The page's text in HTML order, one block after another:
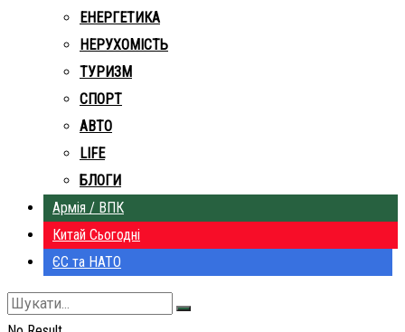
ЕНЕРГЕТИКА
НЕРУХОМІСТЬ
ТУРИЗМ
СПОРТ
АВТО
LIFE
БЛОГИ
Армія / ВПК
Китай Сьогодні
ЄС та НАТО